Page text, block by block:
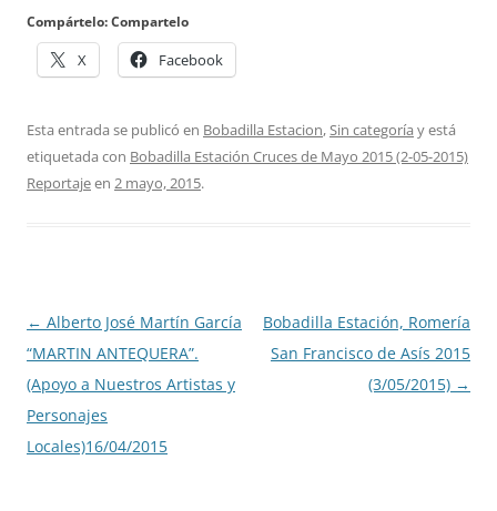
Compártelo: Compartelo
X Facebook
Esta entrada se publicó en Bobadilla Estacion,Sin categoría y está
etiquetada con Bobadilla Estación Cruces de Mayo 2015 (2-05-2015)
Reportajeen 2 mayo, 2015.
Navegación
de
entradas
← Alberto José Martín García
“MARTIN ANTEQUERA”.
(Apoyo a Nuestros Artistas y
Personajes
Locales)16/04/2015
Bobadilla Estación, Romería
San Francisco de Asís 2015
(3/05/2015) →